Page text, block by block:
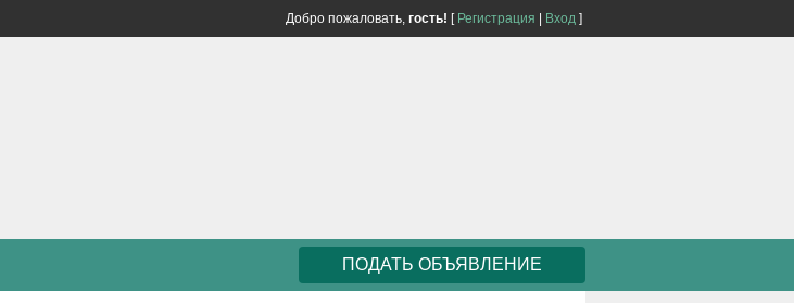
Добро пожаловать, гость! [ Регистрация Вход ]
ПОДАТЬ ОБЪЯВЛЕНИЕ